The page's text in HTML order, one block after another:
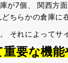
が7個、 関西方
どちらかの倉庫に
それによってサ
要な機